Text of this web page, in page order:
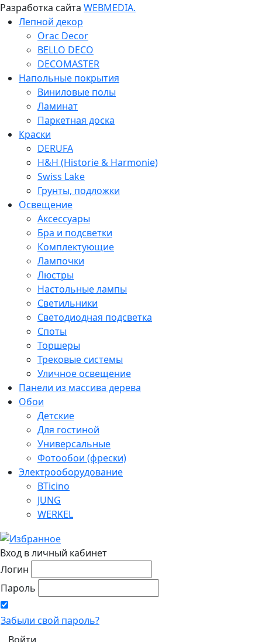
Разработка сайта WEBMEDIA.
Лепной декор
Orac Decor
BELLO DECO
DECOMASTER
Напольные покрытия
Виниловые полы
Ламинат
Паркетная доска
Краски
DERUFA
H&H (Historie & Harmonie)
Swiss Lake
Грунты, подложки
Освещение
Аксессуары
Бра и подсветки
Комплектующие
Лампочки
Люстры
Настольные лампы
Светильники
Светодиодная подсветка
Споты
Торшеры
Трековые системы
Уличное освещение
Панели из массива дерева
Обои
Детские
Для гостиной
Универсальные
Фотообои (фрески)
Электрооборудование
BTicino
JUNG
WERKEL
Вход в личный кабинет
Логин
Пароль
Забыли свой пароль?